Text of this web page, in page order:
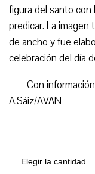
figura del santo
predicar. La
de ancho y fue
celebración del día
Con
A.Sáiz/AVAN